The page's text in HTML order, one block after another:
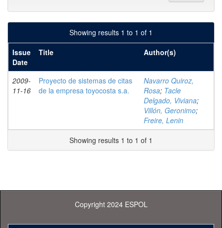
Showing results 1 to 1 of 1
Issue
Date
Title Author(s)
2009-
11-16
Proyecto de sistemas de citas
de la empresa toyocosta s.a.
Navarro Quiroz,
Rosa; Tacle
Delgado, Viviana;
Villón, Geronimo;
Freire, Lenin
Showing results 1 to 1 of 1
Copyright 2024 ESPOL